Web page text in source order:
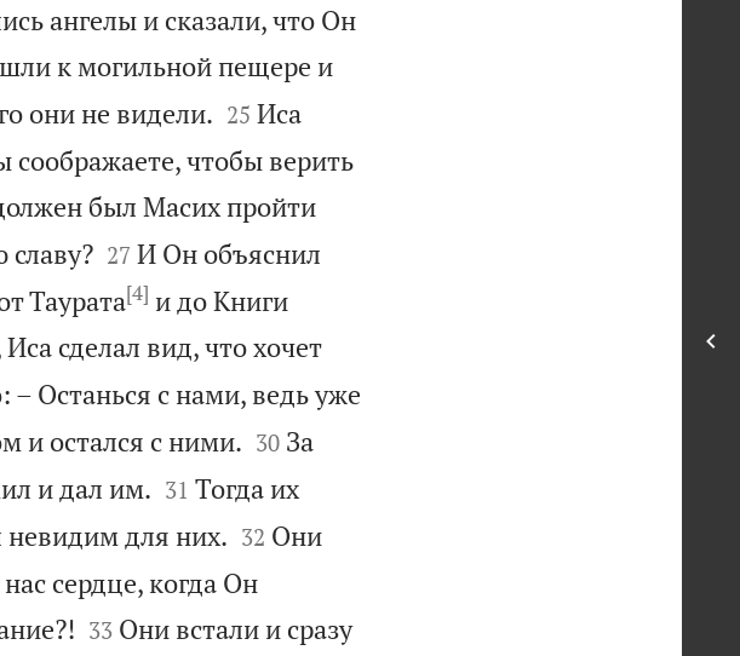
ангелы и сказали, что Он
к могильной пещере и
они не видели.
25 Иса
чтобы верить
был Масих пройти
славу?
27 И Он объяснил
Таурата[4] и до Книги
сделал вид, что хочет
– Останься с нами, ведь уже
и остался с ними.
30 За
и дал им.
31 Тогда их
невидим для них.
32 Они
сердце, когда Он

33 Они встали и сразу